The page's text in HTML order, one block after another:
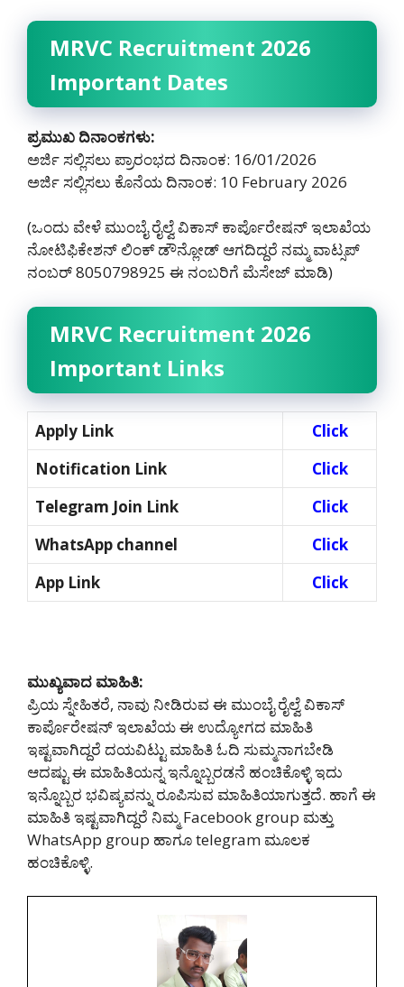
MRVC Recruitment 2026
Important Dates
ಪ್ರಮುಖ ದಿನಾಂಕಗಳು:
ಅರ್ಜಿ ಸಲ್ಲಿಸಲು ಪ್ರಾರಂಭದ ದಿನಾಂಕ: 16/01/2026
ಅರ್ಜಿ ಸಲ್ಲಿಸಲು ಕೊನೆಯ ದಿನಾಂಕ: 10 February 2026
(ಒಂದು ವೇಳೆ ಮುಂಬೈ ರೈಲ್ವೆ ವಿಕಾಸ್ ಕಾರ್ಪೊರೇಷನ್ ಇಲಾಖೆಯ
ನೋಟಿಫಿಕೇಶನ್ ಲಿಂಕ್ ಡೌನ್ಲೋಡ್ ಆಗದಿದ್ದರೆ ನಮ್ಮ ವಾಟ್ಸಪ್
ನಂಬರ್ 8050798925‌ ಈ ನಂಬರಿಗೆ ಮೆಸೇಜ್ ಮಾಡಿ)
MRVC Recruitment 2026
Important Links
Apply Link
Click
Notification Link
Click
Telegram Join Link
Click
WhatsApp channel
Click
App Link
Click
ಮುಖ್ಯವಾದ ಮಾಹಿತಿ:
ಪ್ರಿಯ ಸ್ನೇಹಿತರೆ, ನಾವು ನೀಡಿರುವ ಈ ಮುಂಬೈ ರೈಲ್ವೆ ವಿಕಾಸ್
ಕಾರ್ಪೊರೇಷನ್ ಇಲಾಖೆಯ ಈ ಉದ್ಯೋಗದ ಮಾಹಿತಿ
ಇಷ್ಟವಾಗಿದ್ದರೆ ದಯವಿಟ್ಟು ಮಾಹಿತಿ ಓದಿ ಸುಮ್ಮನಾಗಬೇಡಿ
ಆದಷ್ಟು ಈ ಮಾಹಿತಿಯನ್ನ ಇನ್ನೊಬ್ಬರಡನೆ ಹಂಚಿಕೊಳ್ಳಿ ಇದು
ಇನ್ನೊಬ್ಬರ ಭವಿಷ್ಯವನ್ನು ರೂಪಿಸುವ ಮಾಹಿತಿಯಾಗುತ್ತದೆ. ಹಾಗೆ ಈ
ಮಾಹಿತಿ ಇಷ್ಟವಾಗಿದ್ದರೆ ನಿಮ್ಮ Facebook group ಮತ್ತು
WhatsApp group ಹಾಗೂ telegram ಮೂಲಕ
ಹಂಚಿಕೊಳ್ಳಿ.